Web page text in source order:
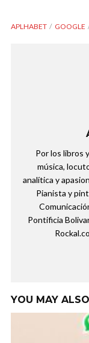
APLHABET GOOGLE
Por los libros
música,
analítica y
Pianista y
Pontificia
YOU MAY